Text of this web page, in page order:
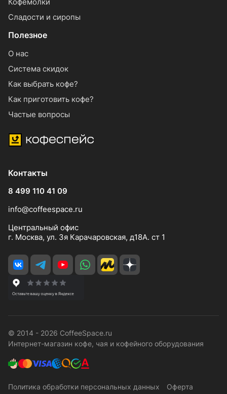
Сладости и сиропы
Полезное
О нас
Система скидок
Как выбрать кофе?
Как приготовить кофе?
Частые вопросы
Контакты
8 499 110 41 09
info@coffeespace.ru
Центральный офис
г. Москва, ул. 3я Карачаровская, д18А. ст 1
© 2014 - 2026 CoffeeSpace.ru
Интернет-магазин кофе, чая и кофейного оборудования
Политика обработки персональных данных
Оферта